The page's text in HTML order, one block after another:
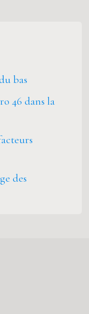
bas
46 dans la
des